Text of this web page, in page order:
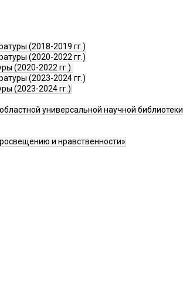
(2018-2019 гг.)
(2020-2022 гг.)
(2020-2022 гг.).
(2023-2024 гг.)
(2023-2024 гг.)
универсальной научной библиотеки
и нравственности»